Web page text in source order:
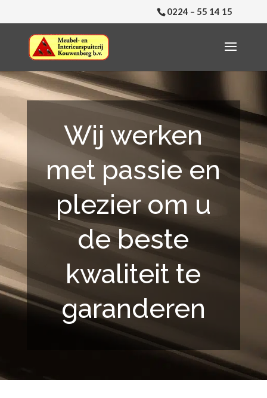
0224 – 55 14 15
Wij werken
met passie en
plezier om u
de beste
kwaliteit te
garanderen